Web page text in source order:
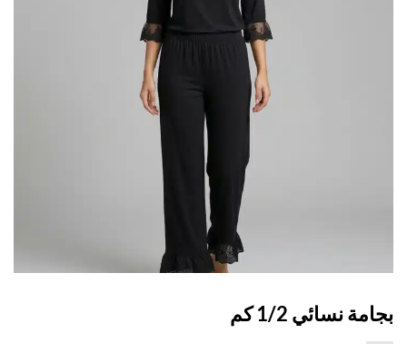
نسائي 1/2 كم